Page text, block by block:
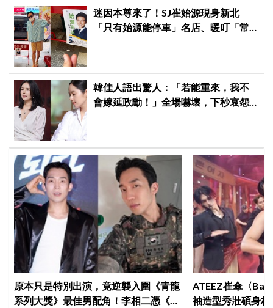
迷因本尊來了！SJ崔始源現身新北
「只有始源能停車」名店、暖叮「常
韓佳人語出驚人：「若能重來，我不
會嫁延政勳！」全場嚇壞，下秒哀怨
原本只是特別出演，竟逆襲入圍《青龍
系列大獎》最佳男配角！李相二憑《菜
ATEEZ崔傘〈
袖造型秀壯碩身